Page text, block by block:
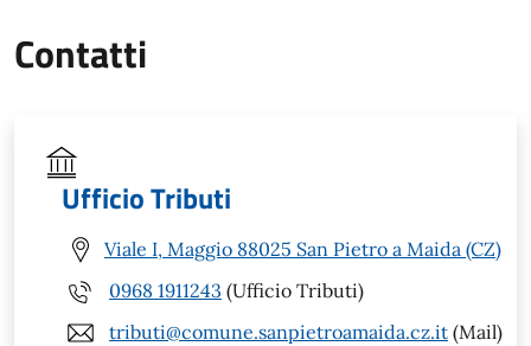
Contatti
Ufficio Tributi
Viale I, Maggio 88025 San Pietro a Maida (CZ)
0968 1911243 (Ufficio Tributi)
tributi@comune.sanpietroamaida.cz.it (Mail)